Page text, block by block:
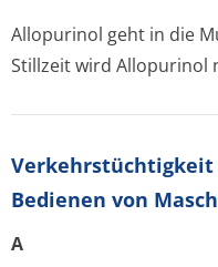
Allopurinol geht in die
Stillzeit wird Allopurinol
Verkehrstüchtig­keit
Bedienen von
A